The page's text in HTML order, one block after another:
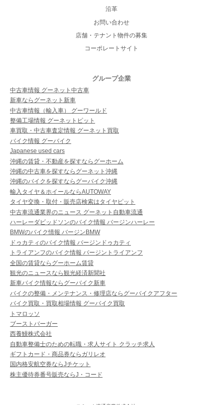
沿革
お問い合わせ
店舗・テナント物件の募集
コーポレートサイト
グループ企業
中古車情報 グーネット中古車
新車ならグーネット新車
中古車情報（輸入車） グーワールド
整備工場情報 グーネットピット
車買取・中古車査定情報 グーネット買取
バイク情報 グーバイク
Japanese used cars
沖縄の賃貸・不動産を探すならグーホーム
沖縄の中古車を探すならグーネット沖縄
沖縄のバイクを探すならグーバイク沖縄
輸入タイヤ＆ホイールならAUTOWAY
タイヤ交換・取付・販売店検索はタイヤピット
中古車流通業界のニュース グーネット自動車流通
ハーレーダビッドソンのバイク情報 バージンハーレー
BMWのバイク情報 バージンBMW
ドゥカティのバイク情報 バージンドゥカティ
トライアンフのバイク情報 バージントライアンフ
全国の賃貸ならグーホーム賃貸
観光のニュースなら観光経済新聞社
新車バイク情報ならグーバイク新車
バイクの整備・メンテナンス・修理店ならグーバイクアフター
バイク買取・買取相場情報 グーバイク買取
トマロッソ
ブーストバーガー
西養鰻株式会社
自動車整備士のための転職・求人サイト クラッチ求人
ギフトカード・商品券ならガリレオ
国内格安航空券ならJチケット
株主優待券番号販売ならJ・コード